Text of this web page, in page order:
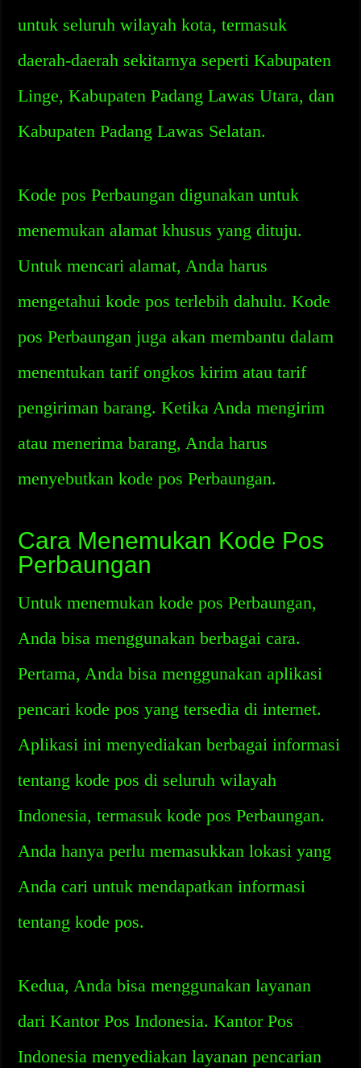
untuk seluruh wilayah kota, termasuk
daerah-daerah sekitarnya seperti Kabupaten
Linge, Kabupaten Padang Lawas Utara, dan
Kabupaten Padang Lawas Selatan.
Kode pos Perbaungan digunakan untuk
menemukan alamat khusus yang dituju.
Untuk mencari alamat, Anda harus
mengetahui kode pos terlebih dahulu. Kode
pos Perbaungan juga akan membantu dalam
menentukan tarif ongkos kirim atau tarif
pengiriman barang. Ketika Anda mengirim
atau menerima barang, Anda harus
menyebutkan kode pos Perbaungan.
Cara Menemukan Kode Pos
Perbaungan
Untuk menemukan kode pos Perbaungan,
Anda bisa menggunakan berbagai cara.
Pertama, Anda bisa menggunakan aplikasi
pencari kode pos yang tersedia di internet.
Aplikasi ini menyediakan berbagai informasi
tentang kode pos di seluruh wilayah
Indonesia, termasuk kode pos Perbaungan.
Anda hanya perlu memasukkan lokasi yang
Anda cari untuk mendapatkan informasi
tentang kode pos.
Kedua, Anda bisa menggunakan layanan
dari Kantor Pos Indonesia. Kantor Pos
Indonesia menyediakan layanan pencarian